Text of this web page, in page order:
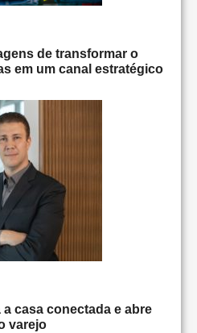
de transformar o
em um canal estratégico
casa conectada e abre
varejo